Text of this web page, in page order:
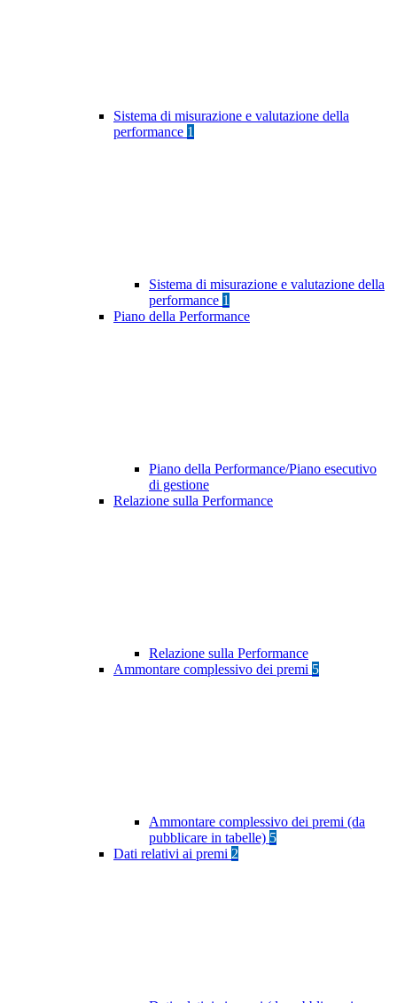
Sistema di misurazione e valutazione della
performance 1
Sistema di misurazione e valutazione della
performance 1
Piano della Performance
Piano della Performance/Piano esecutivo
di gestione
Relazione sulla Performance
Relazione sulla Performance
Ammontare complessivo dei premi 5
Ammontare complessivo dei premi (da
pubblicare in tabelle) 5
Dati relativi ai premi 2